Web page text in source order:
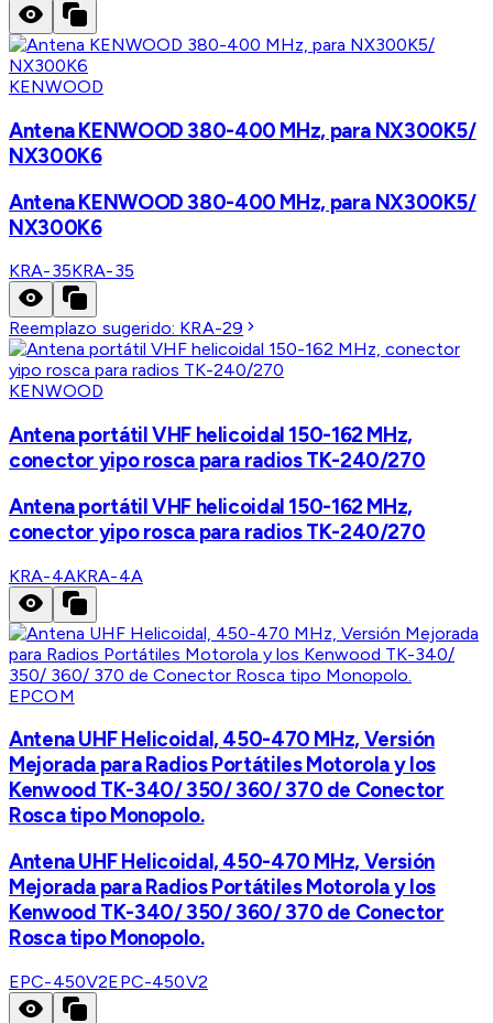
KENWOOD
Antena KENWOOD 380-400 MHz, para NX300K5/
NX300K6
Antena KENWOOD 380-400 MHz, para NX300K5/
NX300K6
KRA-35KRA-35
Reemplazo sugerido: KRA-29
KENWOOD
Antena portátil VHF helicoidal 150-162 MHz,
conector yipo rosca para radios TK-240/270
Antena portátil VHF helicoidal 150-162 MHz,
conector yipo rosca para radios TK-240/270
KRA-4AKRA-4A
EPCOM
Antena UHF Helicoidal, 450-470 MHz, Versión
Mejorada para Radios Portátiles Motorola y los
Kenwood TK-340/ 350/ 360/ 370 de Conector
Rosca tipo Monopolo.
Antena UHF Helicoidal, 450-470 MHz, Versión
Mejorada para Radios Portátiles Motorola y los
Kenwood TK-340/ 350/ 360/ 370 de Conector
Rosca tipo Monopolo.
EPC-450V2EPC-450V2